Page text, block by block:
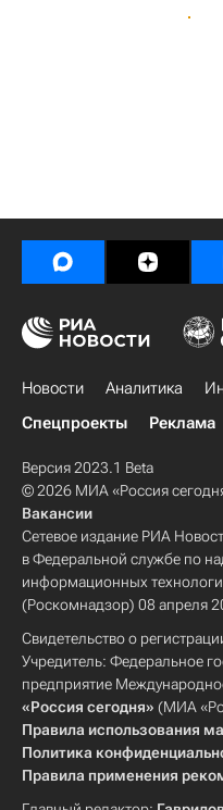
Новости Аналитика
Спецпроекты
Реклама
Версия 2023.1 Beta
© 2026 МИА «Россия
Вакансии
Сетевое издание РИА
в Федеральной службе по
информационных
(Роскомнадзор) 08 апреля
Свидетельство о
Учредитель: Федеральное
предприятие
«Россия сегодня» (МИА
Правила использования
Политика
Правила применения